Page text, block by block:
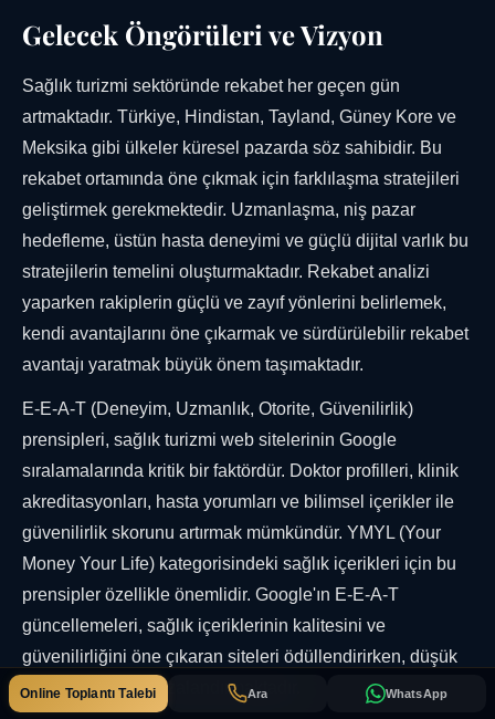
Gelecek Öngörüleri ve Vizyon
Sağlık turizmi sektöründe rekabet her geçen gün
artmaktadır. Türkiye, Hindistan, Tayland, Güney Kore ve
Meksika gibi ülkeler küresel pazarda söz sahibidir. Bu
rekabet ortamında öne çıkmak için farklılaşma stratejileri
geliştirmek gerekmektedir. Uzmanlaşma, niş pazar
hedefleme, üstün hasta deneyimi ve güçlü dijital varlık bu
stratejilerin temelini oluşturmaktadır. Rekabet analizi
yaparken rakiplerin güçlü ve zayıf yönlerini belirlemek,
kendi avantajlarını öne çıkarmak ve sürdürülebilir rekabet
avantajı yaratmak büyük önem taşımaktadır.
E-E-A-T (Deneyim, Uzmanlık, Otorite, Güvenilirlik)
prensipleri, sağlık turizmi web sitelerinin Google
sıralamalarında kritik bir faktördür. Doktor profilleri, klinik
akreditasyonları, hasta yorumları ve bilimsel içerikler ile
güvenilirlik skorunu artırmak mümkündür. YMYL (Your
Money Your Life) kategorisindeki sağlık içerikleri için bu
prensipler özellikle önemlidir. Google'ın E-E-A-T
güncellemeleri, sağlık içeriklerinin kalitesini ve
güvenilirliğini öne çıkaran siteleri ödüllendirirken, düşük
kaliteli içerikleri cezalandırmaktadır.
Ara WhatsApp
Online Toplantı Talebi